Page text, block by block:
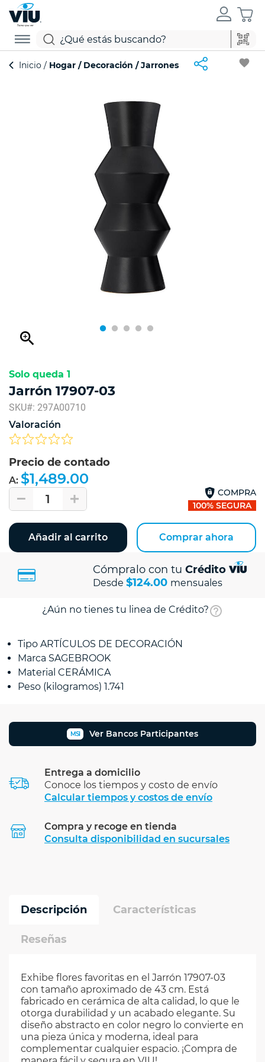
Inicio Hogar Decoración Jarrones favorite
zoom_in
Solo queda 1
Jarrón 17907-03
SKU#: 297A00710
Valoración
Precio de contado
A: $1,489.00
1
COMPRA
100% SEGURA
Añadir al carrito Comprar ahora
Cómpralo con tu Crédito
Desde $124.00 mensuales
¿Aún no tienes tu linea de Crédito?
Tipo ARTÍCULOS DE DECORACIÓN
Marca SAGEBROOK
Material CERÁMICA
Peso (kilogramos) 1.741
MSI Ver Bancos Participantes
Entrega a domicilio
Conoce los tiempos y costo de envío
Calcular tiempos y costos de envío
Compra y recoge en tienda
Consulta disponibilidad en sucursales
Descripción Características
Reseñas
Exhibe flores favoritas en el Jarrón 17907-03
con tamaño aproximado de 43 cm. Está
fabricado en cerámica de alta calidad, lo que le
otorga durabilidad y un acabado elegante. Su
diseño abstracto en color negro lo convierte en
una pieza única y moderna, ideal para
complementar cualquier espacio. ¡Compra de